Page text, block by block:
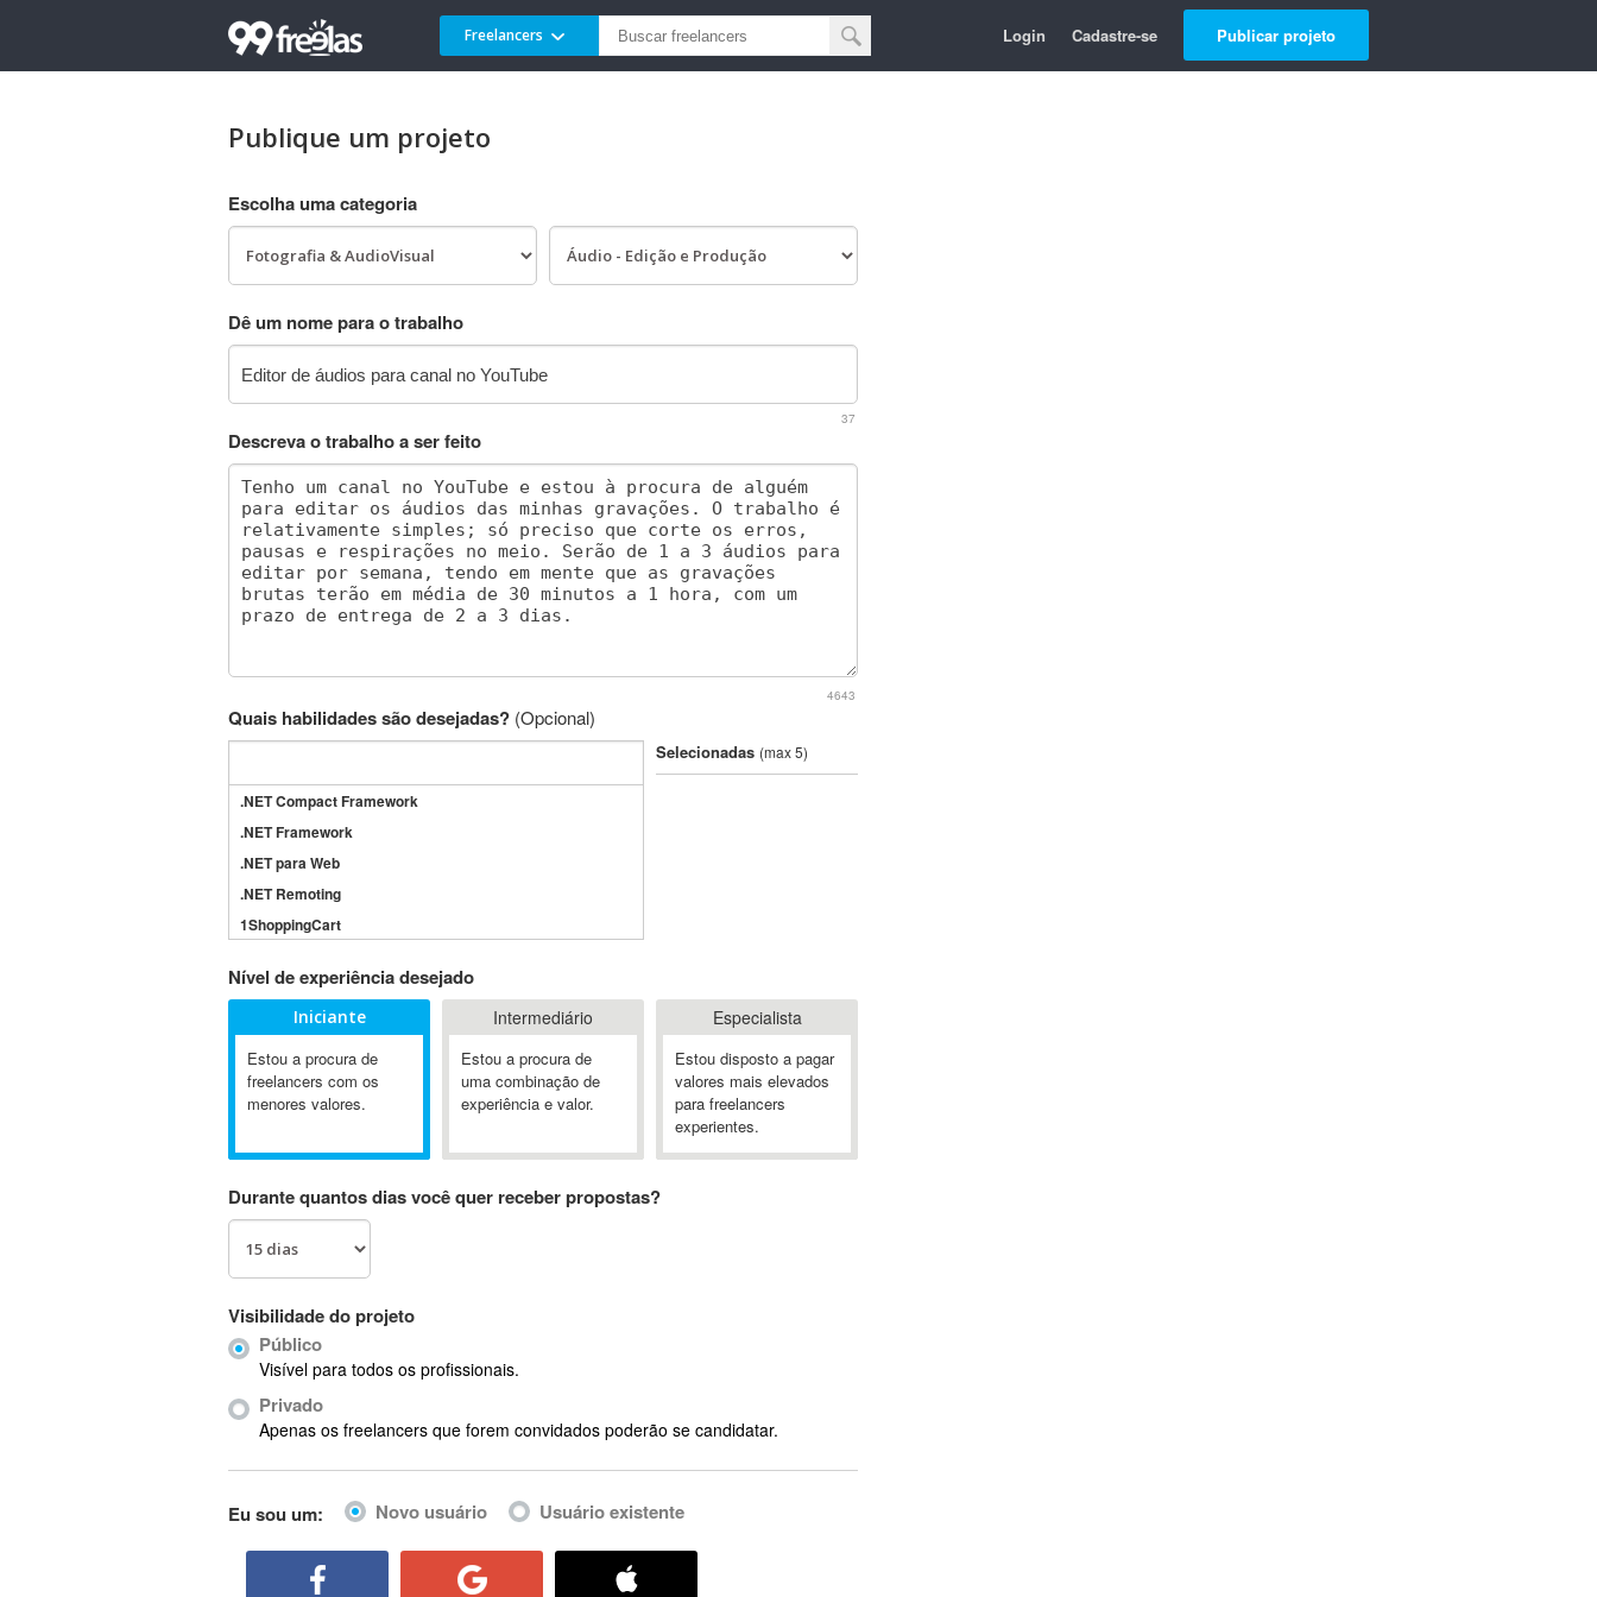
Freelancers Login Cadastre-se Publicar projeto
Publique um projeto
Escolha uma categoria
Dê um nome para o trabalho
37
Descreva o trabalho a ser feito
4643
Quais habilidades são desejadas? (Opcional)
.NET Compact Framework
.NET Framework
.NET para Web
.NET Remoting
1ShoppingCart
3GSM
4D Dimension
802.11
A&P
A-GPS
Ab Initio
ABIS
AbleCommerce
Ableton Live
Abstract Window Toolkit (AWT)
Selecionadas (max 5)
Nível de experiência desejado
Iniciante
Estou a procura de
freelancers com os
menores valores.
Intermediário
Estou a procura de
uma combinação de
experiência e valor.
Especialista
Estou disposto a pagar
valores mais elevados
para freelancers
experientes.
Durante quantos dias você quer receber propostas?
Visibilidade do projeto
Público
Visível para todos os profissionais.
Privado
Apenas os freelancers que forem convidados poderão se candidatar.
Eu sou um: Novo usuário Usuário existente